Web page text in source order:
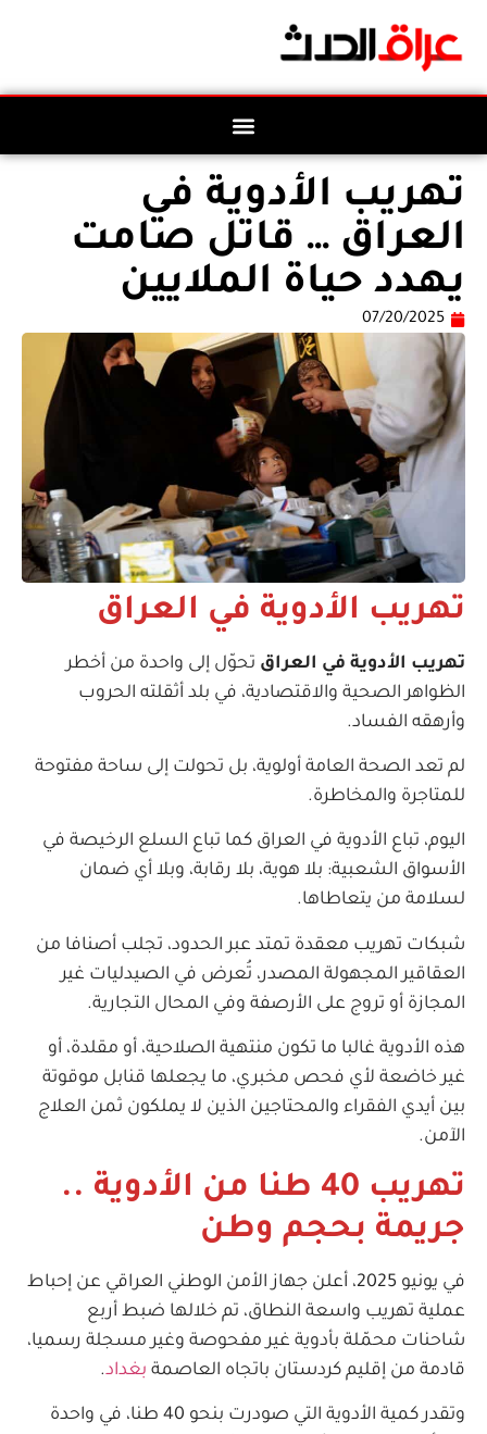
تهريب الأدوية في
العراق … قاتل صامت
يهدد حياة الملايين
07/20/2025
تهريب الأدوية في العراق
تهريب الأدوية في العراق تحوّل إلى واحدة من أخطر
الظواهر الصحية والاقتصادية، في بلد أثقلته الحروب
وأرهقه الفساد.
لم تعد الصحة العامة أولوية، بل تحولت إلى ساحة مفتوحة
للمتاجرة والمخاطرة.
اليوم، تباع الأدوية في العراق كما تباع السلع الرخيصة في
الأسواق الشعبية: بلا هوية، بلا رقابة، وبلا أي ضمان
لسلامة من يتعاطاها.
شبكات تهريب معقدة تمتد عبر الحدود، تجلب أصنافا من
العقاقير المجهولة المصدر، تُعرض في الصيدليات غير
المجازة أو تروج على الأرصفة وفي المحال التجارية.
هذه الأدوية غالبا ما تكون منتهية الصلاحية، أو مقلدة، أو
غير خاضعة لأي فحص مخبري، ما يجعلها قنابل موقوتة
بين أيدي الفقراء والمحتاجين الذين لا يملكون ثمن العلاج
الآمن.
تهريب 40 طنا من الأدوية ..
جريمة بحجم وطن
في يونيو 2025، أعلن جهاز الأمن الوطني العراقي عن إحباط
عملية تهريب واسعة النطاق، تم خلالها ضبط أربع
شاحنات محمّلة بأدوية غير مفحوصة وغير مسجلة رسميا،
قادمة من إقليم كردستان باتجاه العاصمة بغداد.
وتقدر كمية الأدوية التي صودرت بنحو 40 طنا، في واحدة